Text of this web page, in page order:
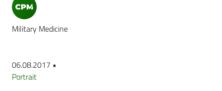
Military Medicine
06.08.2017 •
Portrait